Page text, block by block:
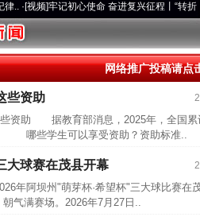
频]牢记初心使命 奋进复兴征程丨“转折之城”激
网络推广投稿请点
些资助
资助 据教育部消息，2025年，全国累
哪些学生可以享受资助？资助标准..
球赛在茂县开幕
年阿坝州"萌芽杯·希望杯"三大球比赛在
气满赛场。2026年7月27日..